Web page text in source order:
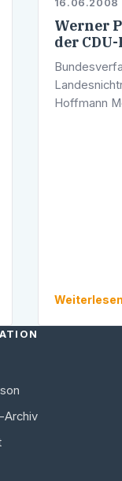
16.06.2008
Werner
der
Hoffmann
Archiv